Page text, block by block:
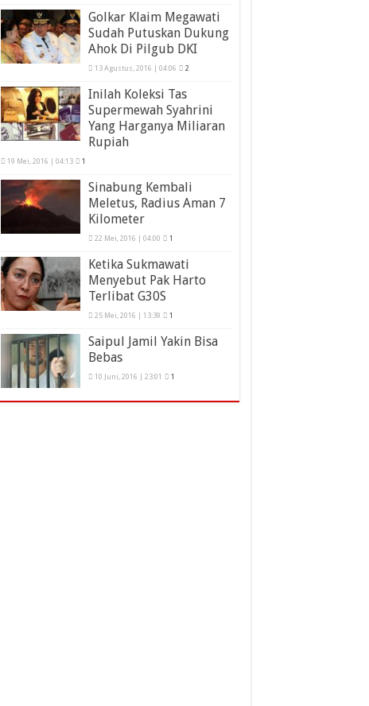
Golkar Klaim Megawati
Sudah Putuskan Dukung
Ahok Di Pilgub DKI
13 Agustus, 2016 | 04:06 2
Inilah Koleksi Tas
Supermewah Syahrini
Yang Harganya Miliaran
Rupiah
19 Mei, 2016 | 04:13 1
Sinabung Kembali
Meletus, Radius Aman 7
Kilometer
22 Mei, 2016 | 04:00 1
Ketika Sukmawati
Menyebut Pak Harto
Terlibat G30S
25 Mei, 2016 | 13:39 1
Saipul Jamil Yakin Bisa
Bebas
10 Juni, 2016 | 23:01 1